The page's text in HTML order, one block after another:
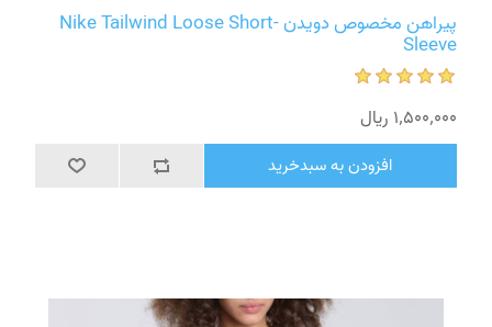
پیراهن مخصوص دویدن Nike Tailwind Loose Short-
Sleeve
1٬500٬000 ریال
افزودن به سبدخرید